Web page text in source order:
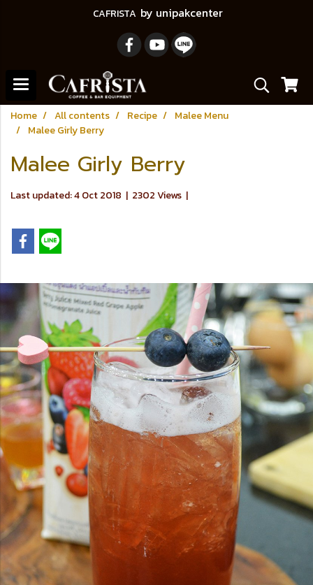
CAFRISTA by unipakcenter
Home All contents Recipe
Malee Menu
Malee Girly Berry
Malee Girly Berry
Last updated: 4 Oct 2018 | 2302 Views |